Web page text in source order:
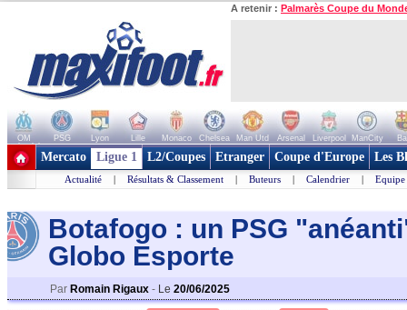
A retenir : Palmarès Coupe du
OM PSG Lyon Lille Monaco Chelsea Man Utd Arsenal Liverpool ManCity
+ de clubs
Mercato Ligue 1 L2/Coupes Etranger Coupe d'Europe Les
Actualité | Résultats & Classement | Buteurs | Calendrier | Equipe
Botafogo : un PSG
Globo Esporte
Par Romain Rigaux - Le 20/06/2025